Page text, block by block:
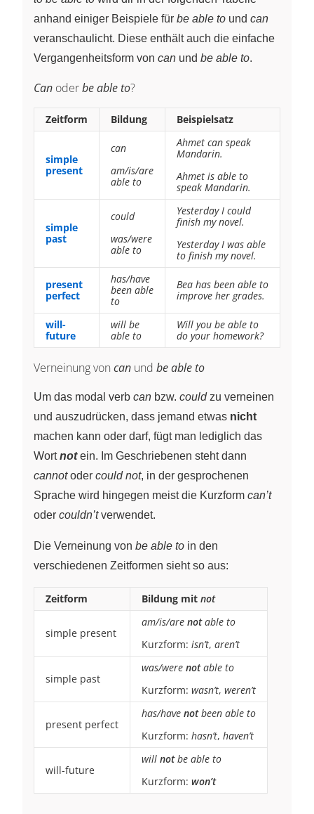
anhand einiger Beispiele für be able to und can
veranschaulicht. Diese enthält auch die einfache
Vergangenheitsform von can und be able to.
Can oderbe able to?
Zeitform Bildung Beispielsatz
simple
present
can
am/is/are
able to
Ahmet can speak
Mandarin.
Ahmet is able to
speak Mandarin.
simple
past
could
was/were
able to
Yesterday I could
finish my novel.
Yesterday I was able
to finish my novel.
present
perfect
has/have
been able
to
Bea has been able to
improve her grades.
will-
future
will be
able to
Will you be able to
do your homework?
Verneinung von can und be able to
Um das modal verb can bzw. couldzu verneinen
und auszudrücken, dass jemand etwas nicht
machen kann oder darf, fügt man lediglich das
Wortnotein. Im Geschriebenen steht dann
cannotoder could not, in der gesprochenen
Sprache wird hingegen meist die Kurzform can’t
oder couldn’tverwendet.
Die Verneinung von be able to in den
verschiedenen Zeitformen sieht so aus:
Zeitform Bildung mit not
simple present
am/is/are notable to
Kurzform: isn’t, aren’t
simple past
was/were notable to
Kurzform: wasn’t, weren’t
present perfect
has/have notbeen able to
Kurzform: hasn’t, haven’t
will-future
will notbe able to
Kurzform: won’t